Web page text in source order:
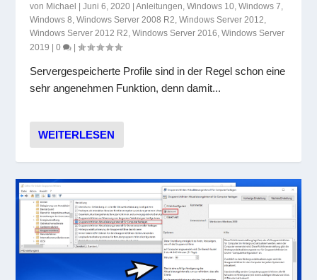
von Michael |Juni 6, 2020 |Anleitungen,Windows 10,Windows 7,
Windows 8,Windows Server 2008 R2,Windows Server 2012,
Windows Server 2012 R2,Windows Server 2016,Windows Server
2019
|0 |
Servergespeicherte Profile sind in der Regel schon eine
sehr angenehmen Funktion, denn damit...
WEITERLESEN